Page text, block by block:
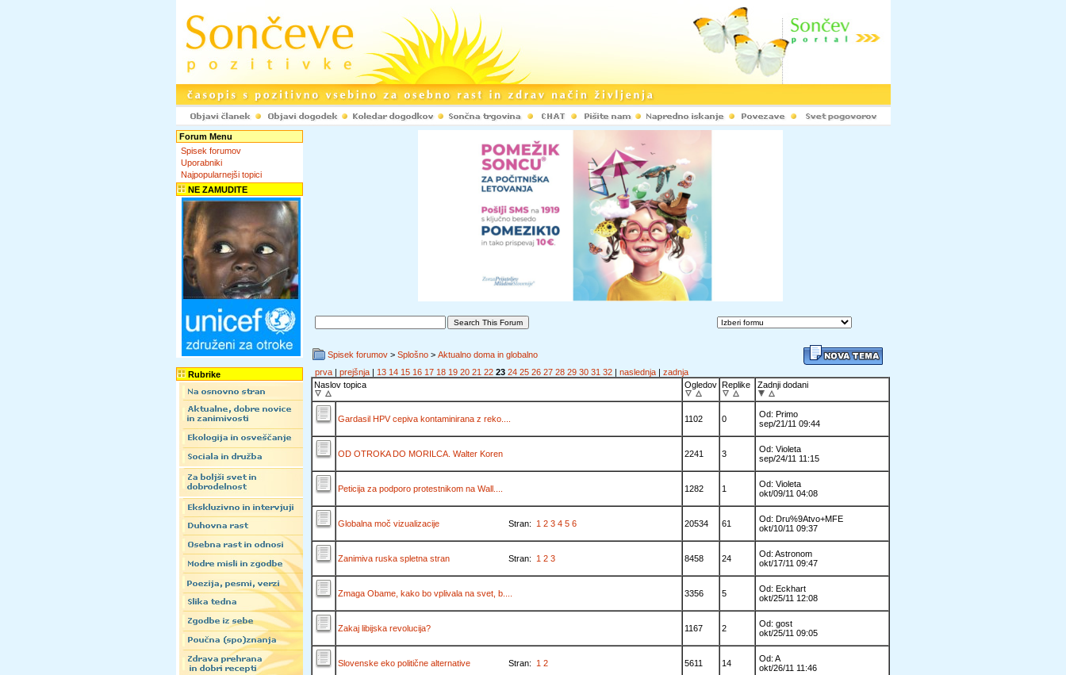
Forum Menu
Spisek forumov
Uporabniki
Najpopularnejši topici
NE ZAMUDITE
Rubrike
Spisek forumov > Splošno > Aktualno doma in globalno
prva | prejšnja | 13 14 15 16 17 18 19 20 21 22 23 24 25 26 27 28 29 30 31 32 | naslednja | zadnja
Naslov topica
Ogledov Replike Zadnji dodani
Gardasil HPV cepiva kontaminirana z reko.... 1102 0
Od: Primo
sep/21/11 09:44
OD OTROKA DO MORILCA. Walter Koren 2241 3
Od: Violeta
sep/24/11 11:15
Peticija za podporo protestnikom na Wall.... 1282 1
Od: Violeta
okt/09/11 04:08
Globalna moč vizualizacije Stran: 1 2 3 4 5 6 20534 61
Od: Dru%9Atvo+MFE
okt/10/11 09:37
Zanimiva ruska spletna stran Stran: 1 2 3 8458 24
Od: Astronom
okt/17/11 09:47
Zmaga Obame, kako bo vplivala na svet, b.... 3356 5
Od: Eckhart
okt/25/11 12:08
Zakaj libijska revolucija? 1167 2
Od: gost
okt/25/11 09:05
Slovenske eko politične alternative Stran: 1 2 5611 14
Od: A
okt/26/11 11:46